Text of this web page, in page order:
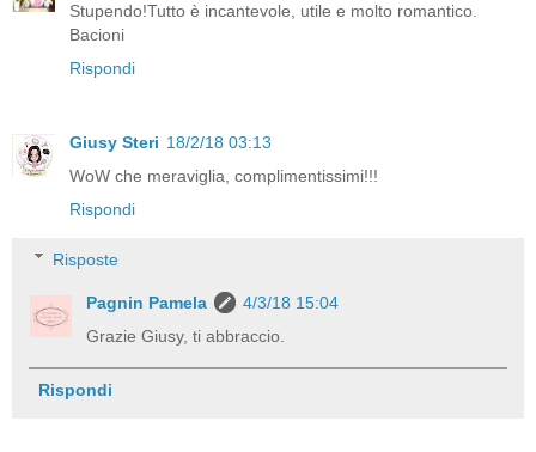
Stupendo!Tutto è incantevole, utile e molto romantico.
Bacioni
Rispondi
Giusy Steri 18/2/18 03:13
WoW che meraviglia, complimentissimi!!!
Rispondi
Risposte
Pagnin Pamela
4/3/18 15:04
Grazie Giusy, ti abbraccio.
Rispondi